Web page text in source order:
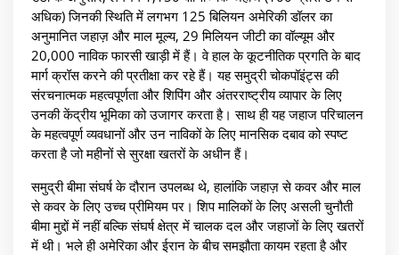
अधिक) जिनकी स्थिति में लगभग 125 बिलियन अमेरिकी डॉलर का
अनुमानित जहाज़ और माल मूल्य, 29 मिलियन जीटी का वॉल्यूम और
20,000 नाविक फारसी खाड़ी में हैं। वे हाल के कूटनीतिक प्रगति के बाद
मार्ग क्रॉस करने की प्रतीक्षा कर रहे हैं। यह समुद्री चोकपॉइंट्स की
संरचनात्मक महत्वपूर्णता और शिपिंग और अंतरराष्ट्रीय व्यापार के लिए
उनकी केंद्रीय भूमिका को उजागर करता है। साथ ही यह जहाज परिचालन
के महत्वपूर्ण व्यवधानों और उन नाविकों के लिए मानसिक दबाव को स्पष्ट
करता है जो महीनों से सुरक्षा खतरों के अधीन हैं।
समुद्री बीमा संघर्ष के दौरान उपलब्ध थे, हालांकि जहाज़ से कवर और माल
से कवर के लिए उच्च प्रीमियम पर। शिप मालिकों के लिए असली चुनौती
बीमा मुद्दों में नहीं बल्कि संघर्ष क्षेत्र में चालक दल और जहाजों के लिए खतरों
में थी। भले ही अमेरिका और ईरान के बीच समझौता कायम रहता है और